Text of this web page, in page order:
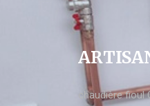
chaudière fioul